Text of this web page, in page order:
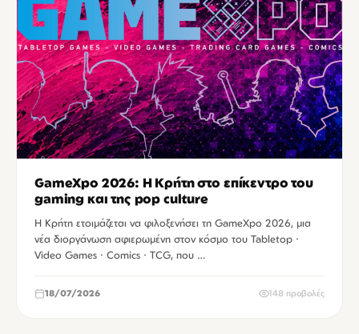
GameXpo 2026: Η Κρήτη στο επίκεντρο του
gaming και της pop culture
Η Κρήτη ετοιμάζεται να φιλοξενήσει τη GameXpo 2026, μια
νέα διοργάνωση αφιερωμένη στον κόσμο του Tabletop ·
Video Games · Comics · TCG, που …
18/07/2026 148 προβολές